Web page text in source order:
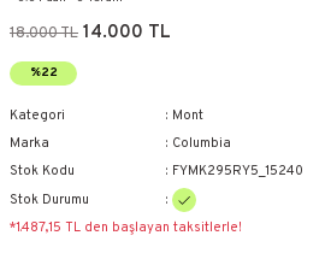
18.000 TL 14.000 TL
%22
Kategori
Mont
Marka
Columbia
Stok Kodu
FYMK295RY5_15240
Stok Durumu
*1.487,15 TL den başlayan taksitlerle!